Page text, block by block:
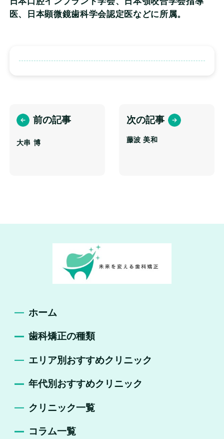
医、日本顕微鏡歯科学会認定医などに所属。
前の記事
大串 博
次の記事
藤波 美和
ホーム
歯科矯正の種類
エリア別おすすめクリニック
年代別おすすめクリニック
クリニック一覧
コラム一覧